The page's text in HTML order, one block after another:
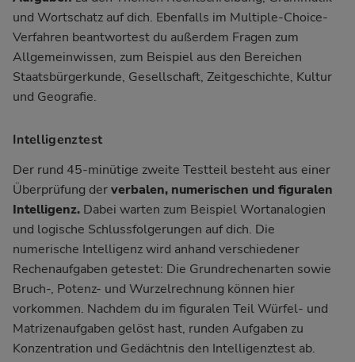
und Wortschatz auf dich. Ebenfalls im Multiple-Choice-
Verfahren beantwortest du außerdem Fragen zum
Allgemeinwissen, zum Beispiel aus den Bereichen
Staatsbürgerkunde, Gesellschaft, Zeitgeschichte, Kultur
und Geografie.
Intelligenztest
Der rund 45-minütige zweite Testteil besteht aus einer
Überprüfung derverbalen, numerischen und figuralen
Intelligenz. Dabei warten zum BeispielWortanalogien
und logische Schlussfolgerungen auf dich. Die
numerische Intelligenzwird anhand verschiedener
Rechenaufgaben getestet: Die Grundrechenarten sowie
Bruch-, Potenz- und Wurzelrechnung können hier
vorkommen. Nachdem du im figuralen TeilWürfel- und
Matrizenaufgaben gelöst hast, runden Aufgaben zu
Konzentration und Gedächtnis den Intelligenztest ab.